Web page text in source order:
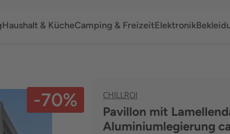
Haushalt & KücheCamping & FreizeitElektronik
-70% CHILLROI
Pavillon mit
Aluminiumlegierung